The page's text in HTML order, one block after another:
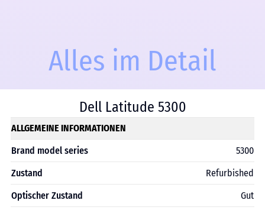
Alles im Detail
Dell Latitude 5300
ALLGEMEINE INFORMATIONEN
Brand model series
5300
Zustand
Refurbished
Optischer Zustand
Gut